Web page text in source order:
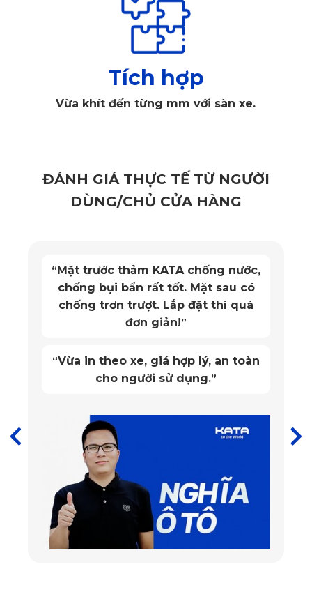
Chế biến qua quy trình công nghệ hiện đại nên thảm
có tính đàn hồi tốt, chịu nhiệt tốt, chống ồn vượt trội,… đảm
bảo tuổi thọ lên đến 20 năm.
Thảm lót sàn xe hơi Lexus RX300 ghế phụ
Thiết kế lót sàn ô tô vừa khít sàn xe
Thảm lót sàn cao cấp KATA cho Lexus RX300 được đánh
Autocad và cắt bằng máy CNC, thảm dành riêng cho xe
RX300 vừa khít với sàn xe chuẩn đến từng mi-li-mét, bao
kín cả bề mặt và thành xe mang lại tính thẩm mỹ cao cho
toàn bộ chiếc xe.
Mẫu thảm lót sàn ô tô KATA còn thu hút bởi sự đa dạng với
2 phiên bản đặc biệt dành cho dòng xe Lexus RX300 sau:
Tích hợp
Vừa khít đến từng mm với sàn xe.
ĐÁNH GIÁ THỰC TẾ TỪ NGƯỜI
DÙNG/CHỦ CỬA HÀNG
“Mặt trước thảm KATA chống nước,
chống bụi bẩn rất tốt. Mặt sau có
chống trơn trượt. Lắp đặt thì quá
đơn giản!”
“Vừa in theo xe, giá hợp lý, an toàn
cho người sử dụng.”